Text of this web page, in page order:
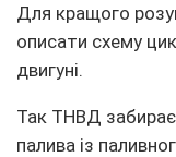
Для кращого
описати схему
двигуні.
Так ТНВД забирає
палива із